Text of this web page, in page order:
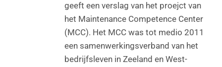
geeft een verslag van het proejct van
het Maintenance Competence Center
(MCC). Het MCC was tot medio 2011
een samenwerkingsverband van het
bedrijfsleven in Zeeland en West-